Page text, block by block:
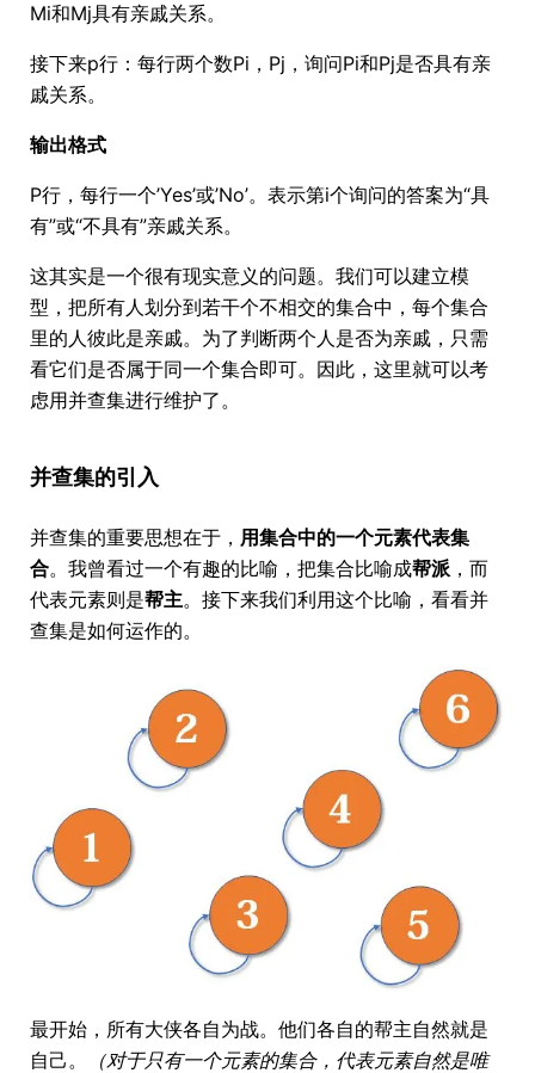
Mi和Mj具有亲戚关系。
接下来p行：每行两个数Pi，Pj，询问Pi和Pj是否具有亲
戚关系。
输出格式
P行，每行一个’Yes’或’No’。表示第i个询问的答案为“具
有”或“不具有”亲戚关系。
这其实是一个很有现实意义的问题。我们可以建立模
型，把所有人划分到若干个不相交的集合中，每个集合
里的人彼此是亲戚。为了判断两个人是否为亲戚，只需
看它们是否属于同一个集合即可。因此，这里就可以考
虑用并查集进行维护了。
并查集的引入
并查集的重要思想在于， 用集合中的一个元素代表集
合。我曾看过一个有趣的比喻，把集合比喻成帮派 ，而
代表元素则是帮主。接下来我们利用这个比喻，看看并
查集是如何运作的。
最开始，所有大侠各自为战。他们各自的帮主自然就是
自己。
（对于只有一个元素的集合，代表元素自然是唯